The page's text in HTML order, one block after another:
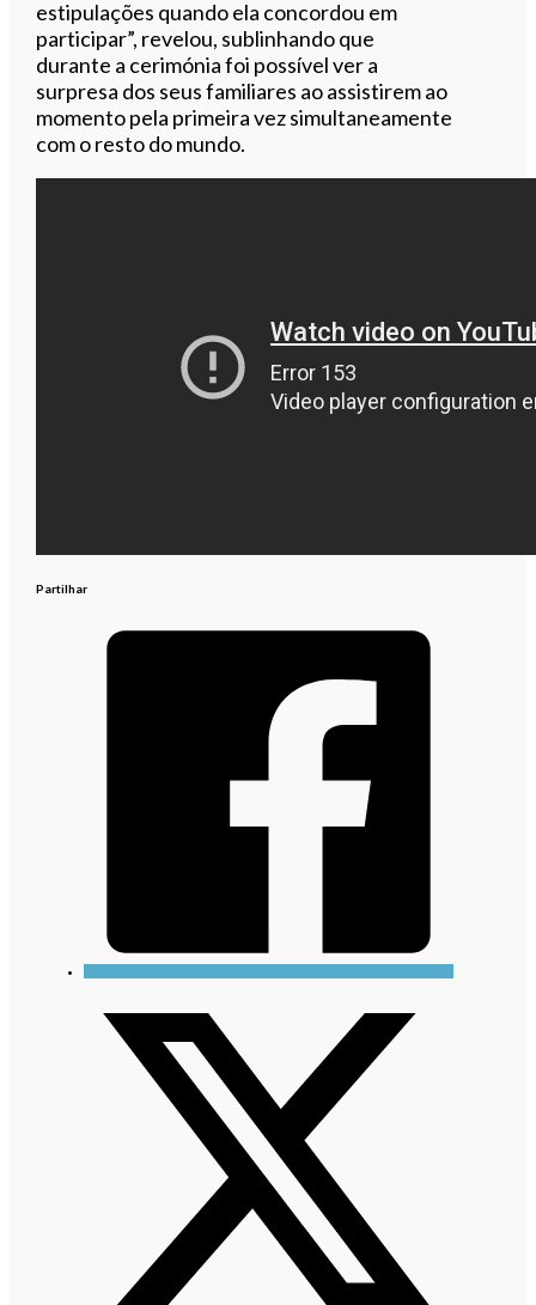
estipulações quando ela concordou em
participar”, revelou, sublinhando que
durante a cerimónia foi possível ver a
surpresa dos seus familiares ao assistirem ao
momento pela primeira vez simultaneamente
com o resto do mundo.
Partilhar